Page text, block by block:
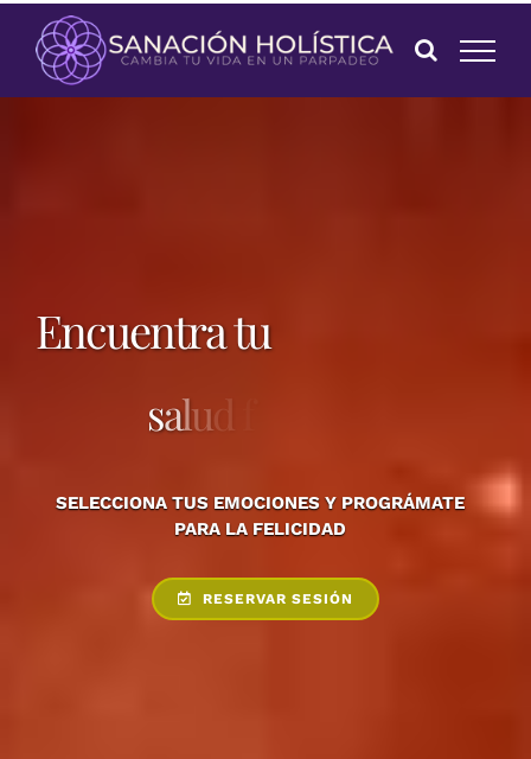
content
Encuentra tu
SELECCIONA TUS EMOCIONES Y PROGRÁMATE
PARA LA FELICIDAD
RESERVAR SESIÓN